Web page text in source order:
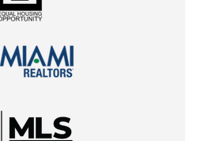
y coordinar
de título
la propiedad.